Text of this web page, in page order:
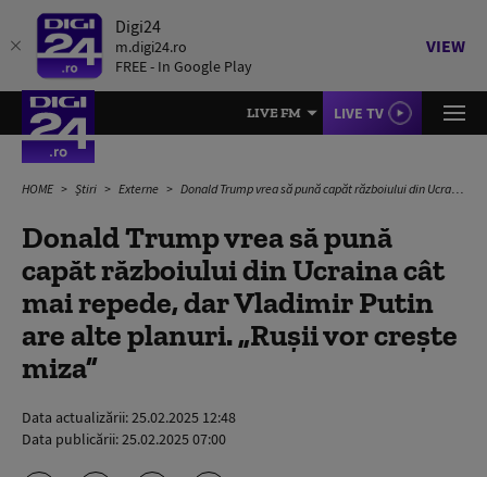
Digi24
m.digi24.ro
FREE - In Google Play
VIEW
LIVE FM LIVE TV
HOME Știri Externe Donald Trump vrea să pună capăt războiului din Ucraina cât mai repede, dar Vladimir Putin are alte planuri. „Rușii vor crește miza”
Donald Trump vrea să pună
capăt războiului din Ucraina cât
mai repede, dar Vladimir Putin
are alte planuri. „Rușii vor crește
miza”
Data actualizării:25.02.2025 12:48
Data publicării:25.02.2025 07:00